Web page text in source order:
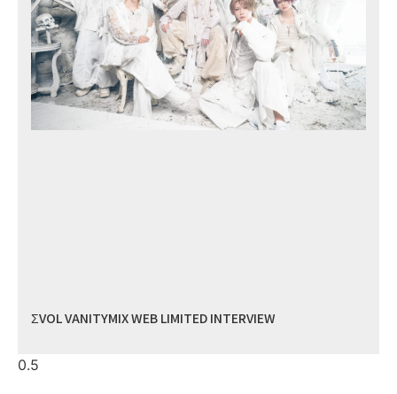
ΣVOL VANITYMIX WEB LIMITED INTERVIEW